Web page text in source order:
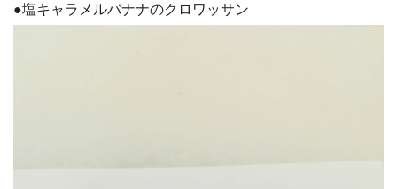
●塩キャラメルバナナのクロワッサン